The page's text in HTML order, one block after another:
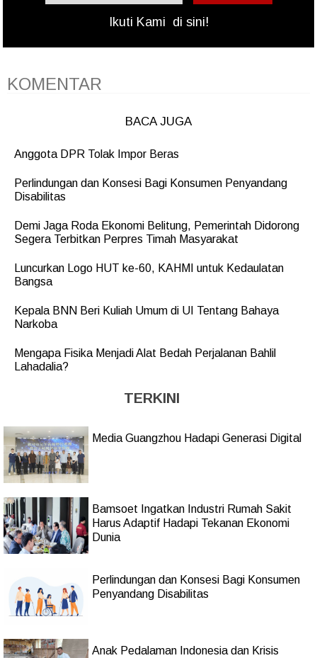
Ikuti Kami di sini!
KOMENTAR
BACA JUGA
Anggota DPR Tolak Impor Beras
Perlindungan dan Konsesi Bagi Konsumen Penyandang
Disabilitas
Demi Jaga Roda Ekonomi Belitung, Pemerintah Didorong
Segera Terbitkan Perpres Timah Masyarakat
Luncurkan Logo HUT ke-60, KAHMI untuk Kedaulatan
Bangsa
Kepala BNN Beri Kuliah Umum di UI Tentang Bahaya
Narkoba
Mengapa Fisika Menjadi Alat Bedah Perjalanan Bahlil
Lahadalia?
TERKINI
Media Guangzhou Hadapi Generasi Digital
Bamsoet Ingatkan Industri Rumah Sakit
Harus Adaptif Hadapi Tekanan Ekonomi
Dunia
Perlindungan dan Konsesi Bagi Konsumen
Penyandang Disabilitas
Anak Pedalaman Indonesia dan Krisis